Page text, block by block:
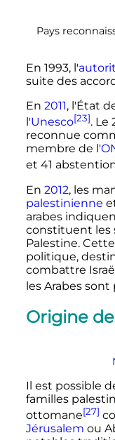
Pays
En 1993, l'
suite des
En 2011, l'État
l'Unesco[23]. Le
reconnue
membre de l'
et 41
En 2012, les
palestinienne
arabes
constituent les
Palestine.
politique,
combattre
les Arabes
Origine
Il est possible
familles
ottomane[27]
Jérusalem ou